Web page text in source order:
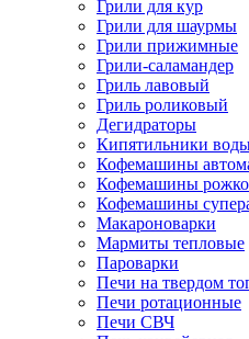
Грили для кур
Грили для шаурмы
Грили прижимные
Грили-саламандер
Гриль лавовый
Гриль роликовый
Дегидраторы
Кипятильники
Кофемашины
Кофемашины
Кофемашины
Макароноварки
Мармиты тепловые
Пароварки
Печи на твердом
Печи ротационные
Печи СВЧ